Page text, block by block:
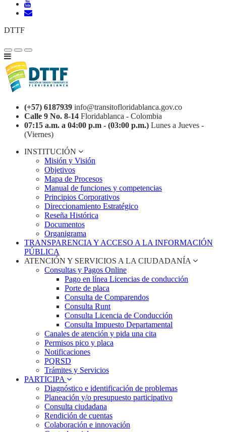
DTTF
(+57) 6187939 info@transitofloridablanca.gov.co
Calle 9 No. 8-14 Floridablanca - Colombia
07:15 a.m. a 04:00 p.m - (03:00 p.m.) Lunes a Jueves -
(Viernes)
INSTITUCIÓN
Misión y Visión
Objetivos
Mapa de Procesos
Manual de funciones y competencias
Principios Corporativos
Direccionamiento Estratégico
Reseña Histórica
Documentos
Organigrama
TRANSPARENCIA Y ACCESO A LA INFORMACIÓN
PÚBLICA
ATENCIÓN Y SERVICIOS A LA CIUDADANÍA
Consultas y Pagos Online
Pago en línea Licencias de conducción
Porte de placa
Consulta de Comparendos
Consulta Runt
Consulta Licencia de Conducción
Consulta Impuesto Departamental
Canales de atención y pida una cita
Permisos pico y placa
Notificaciones
PQRSD
Trámites y Servicios
PARTICIPA
Diagnóstico e identificación de problemas
Planeación y/o presupuesto participativo​
Consulta ciudadana
Rendición de cuentas
Colaboración e innovación